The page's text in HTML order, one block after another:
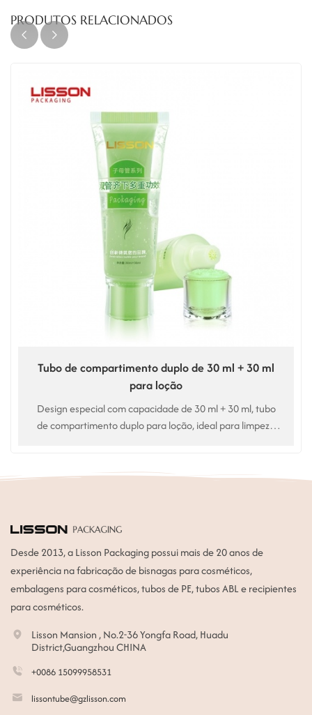
PRODUTOS RELACIONADOS
Tubo de compartimento duplo de 30 ml + 30 ml
para loção
Design especial com capacidade de 30 ml + 30 ml, tubo
de compartimento duplo para loção, ideal para limpeza
Desde 2013, a Lisson Packaging possui mais de 20 anos de
experiência na fabricação de bisnagas para cosméticos,
embalagens para cosméticos, tubos de PE, tubos ABL e recipientes
para cosméticos.
Lisson Mansion , No.2-36 Yongfa Road, Huadu
District,Guangzhou CHINA
+0086 15099958531
lissontube@gzlisson.com